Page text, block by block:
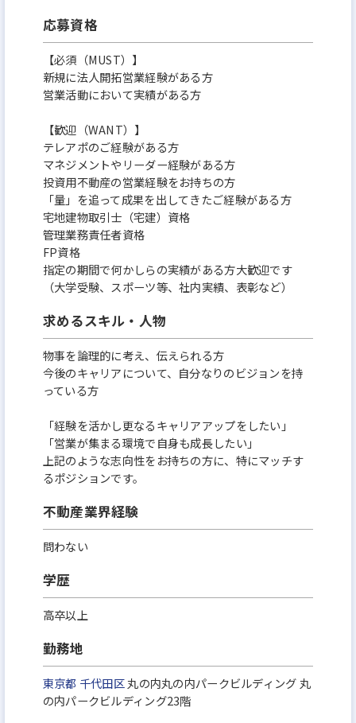
応募資格
【必須（MUST）】
新規に法人開拓営業経験がある方
営業活動において実績がある方
【歓迎（WANT）】
テレアポのご経験がある方
マネジメントやリーダー経験がある方
投資用不動産の営業経験をお持ちの方
「量」を追って成果を出してきたご経験がある方
宅地建物取引士（宅建）資格
管理業務責任者資格
FP資格
指定の期間で何かしらの実績がある方大歓迎です
（大学受験、スポーツ等、社内実績、表彰など）
求めるスキル・人物
物事を論理的に考え、伝えられる方
今後のキャリアについて、自分なりのビジョンを持
っている方
「経験を活かし更なるキャリアアップをしたい」
「営業が集まる環境で自身も成長したい」
上記のような志向性をお持ちの方に、特にマッチす
るポジションです。
不動産業界経験
問わない
学歴
高卒以上
勤務地
東京都 千代田区丸の内丸の内パークビルディング 丸
の内パークビルディング23階